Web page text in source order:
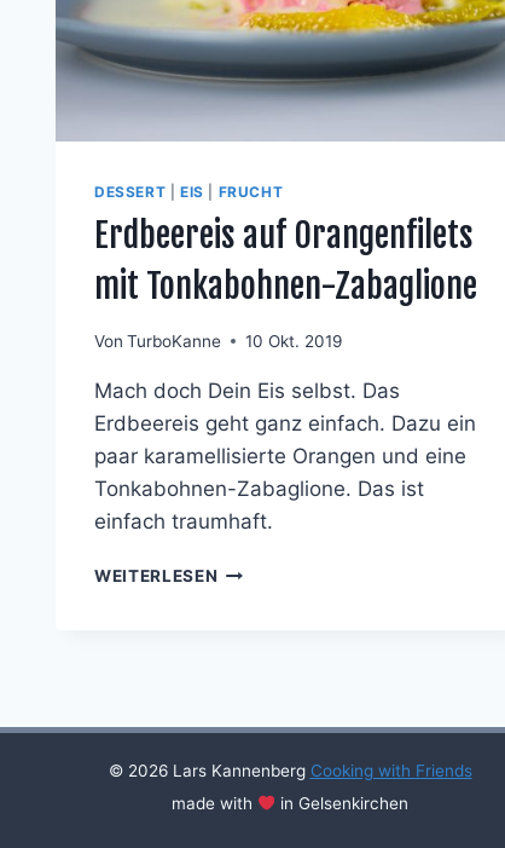
DESSERT EIS FRUCHT
Erdbeereis auf Orangenfilets
mit Tonkabohnen-Zabaglione
Von TurboKanne 10 Okt. 2019
Mach doch Dein Eis selbst. Das
Erdbeereis geht ganz einfach. Dazu ein
paar karamellisierte Orangen und eine
Tonkabohnen-Zabaglione. Das ist
einfach traumhaft.
WEITERLESEN ERDBEEREIS
© 2026 Lars Kannenberg Cooking with Friends
made with
in Gelsenkirchen